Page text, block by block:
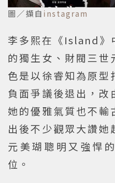
圖／擷自 instagram
李多熙在《Island》
的獨生女、財閥三世
色是以徐睿知為原型
負面爭議後退出，改
她的優雅氣質也不輸
出後不少觀眾大讚她
元美瑚聰明又強悍
位。